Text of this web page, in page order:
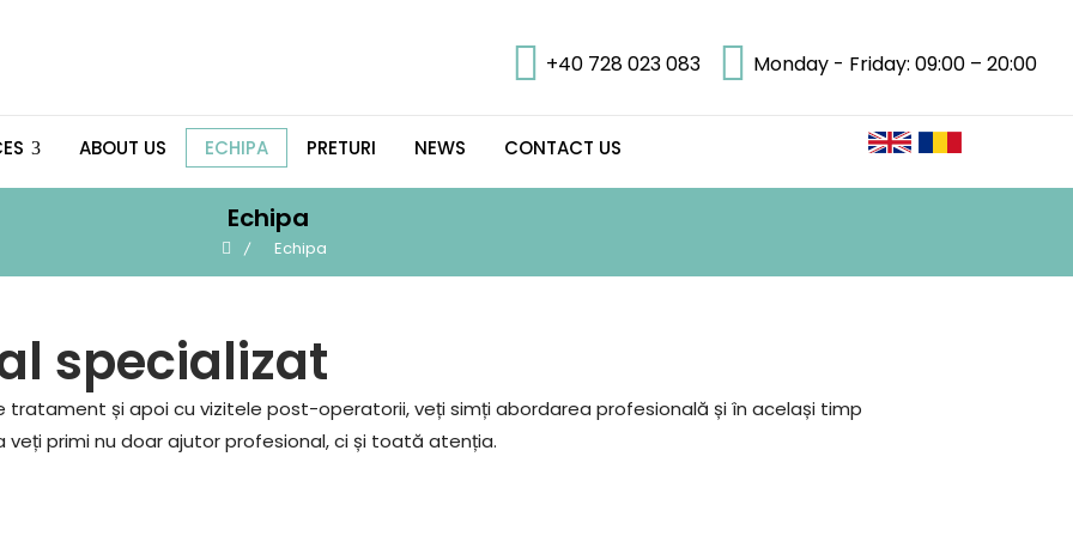
+40 728 023 083 Monday - Friday: 09:00 – 20:00
ABOUT US ECHIPA PRETURI NEWS CONTACT US
Echipa
Echipa
specializat
tratament și apoi cu vizitele post-operatorii, veți simți abordarea profesională și în același timp
primi nu doar ajutor profesional, ci și toată atenția.